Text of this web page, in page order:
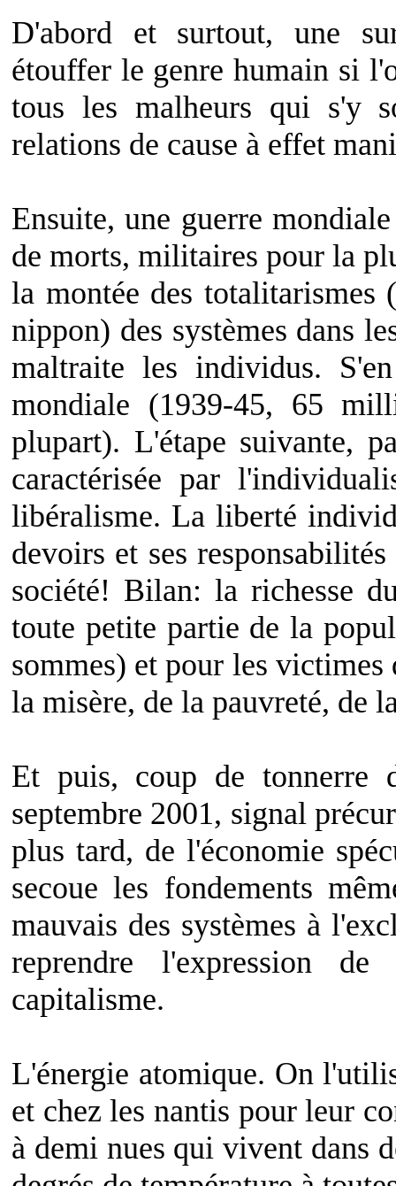
D'abord et surtout, une
étouffer le genre humain si
tous les malheurs qui s'y
relations de cause à effet
Ensuite, une guerre
de morts, militaires pour la
la montée des
nippon) des systèmes dans
maltraite les individus.
mondiale (1939-45, 65
plupart). L'étape suivante,
caractérisée par
libéralisme. La liberté
devoirs et ses
société! Bilan: la richesse
toute petite partie de la
sommes) et pour les
la misère, de la pauvreté, de
Et puis, coup de
septembre 2001, signal
plus tard, de l'économie
secoue les fondements
mauvais des systèmes à
reprendre l'expression
capitalisme.
L'énergie atomique. On
et chez les nantis pour leur
à demi nues qui vivent dans